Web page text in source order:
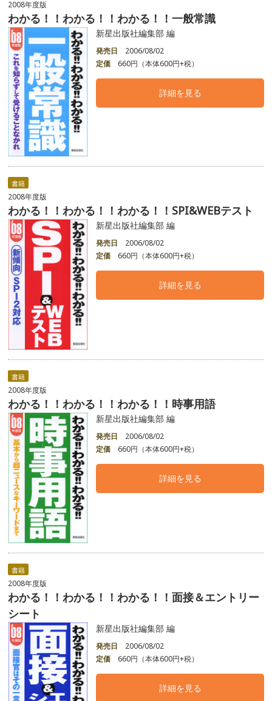
2008年度版
わかる！！わかる！！わかる！！一般常識
新星出版社編集部 編
発売日
2006/08/02
定価
660円（本体600円+税）
詳細を見る
書籍
2008年度版
わかる！！わかる！！わかる！！SPI&WEBテスト
新星出版社編集部 編
発売日
2006/08/02
定価
660円（本体600円+税）
詳細を見る
書籍
2008年度版
わかる！！わかる！！わかる！！時事用語
新星出版社編集部 編
発売日
2006/08/02
定価
660円（本体600円+税）
詳細を見る
書籍
2008年度版
わかる！！わかる！！わかる！！面接＆エントリー
シート
新星出版社編集部 編
発売日
2006/08/02
定価
660円（本体600円+税）
詳細を見る